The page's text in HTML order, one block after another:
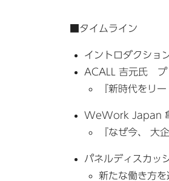
■タイムライン
イントロダクショ
ACALL 吉元氏 プ
『新時代をリ
WeWork Japan
『なぜ今、 大
パネルディスカッ
新たな働き方